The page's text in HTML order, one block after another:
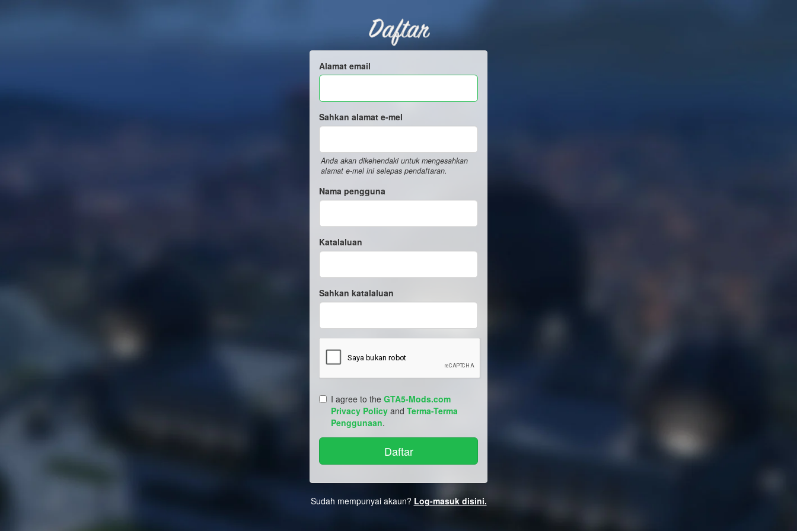
Daftar
Alamat email
Sahkan alamat e-mel
Anda akan dikehendaki untuk mengesahkan
alamat e-mel ini selepas pendaftaran.
Nama pengguna
Katalaluan
Sahkan katalaluan
I agree to the GTA5-Mods.com
Privacy Policy and Terma-Terma
Penggunaan.
Sudah mempunyai akaun? Log-masuk disini.